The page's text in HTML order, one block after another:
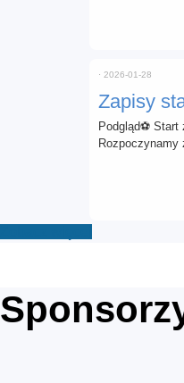
Zapisy
⋅ 2026-01-28
Podgląd⚽